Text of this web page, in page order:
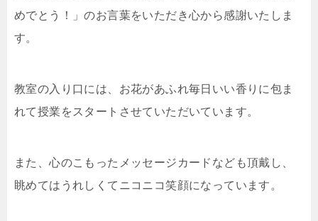
めでとう！」のお言葉をいただき心から感謝いたしま
す。
教室の入り口には、お花があふれ毎日いい香りに包ま
れて授業をスタートさせていただいています。
また、心のこもったメッセージカードなども頂戴し、
眺めてはうれしくてニコニコ笑顔になっています。